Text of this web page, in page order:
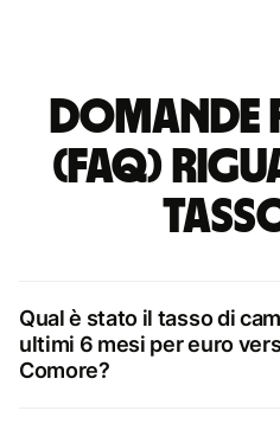
(FAQ)
Qual è stato il tasso di
ultimi 6 mesi per euro
Comore?